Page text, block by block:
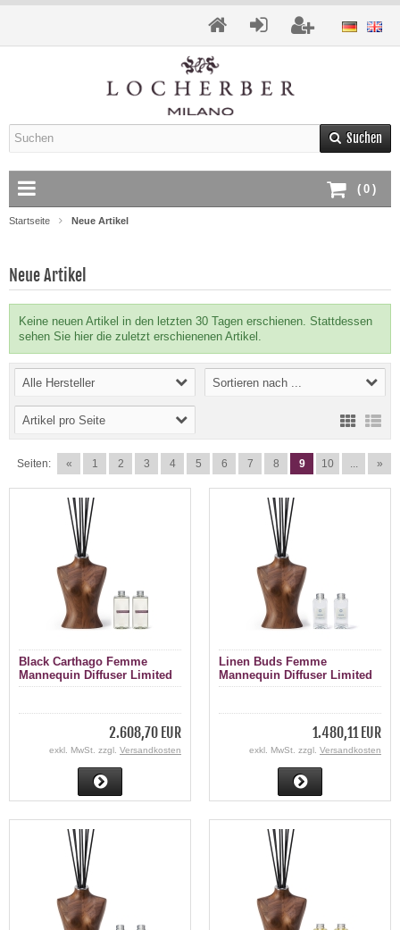
Suchen
( 0 )
Startseite Neue Artikel
Neue Artikel
Keine neuen Artikel in den letzten 30 Tagen erschienen. Stattdessen
sehen Sie hier die zuletzt erschienenen Artikel.
Alle Hersteller Sortieren nach ...
Artikel pro Seite
Seiten: « 1 2 3 4 5 6 7 8 9 10 »
Black Carthago Femme
Mannequin Diffuser Limited
Edition 1000 ml
2.608,70 EUR
exkl. MwSt. zzgl. Versandkosten
Linen Buds Femme
Mannequin Diffuser Limited
Edition 200 ml
1.480,11 EUR
exkl. MwSt. zzgl. Versandkosten